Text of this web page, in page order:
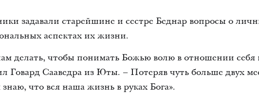
задавали старейшине и сестре Беднар вопросы о
аспектах их жизни.
делать, чтобы понимать Божью волю в отношении
Говард Сааведра из Юты. – Потеряв чуть больше двух
знаю, что вся наша жизнь в руках Бога».